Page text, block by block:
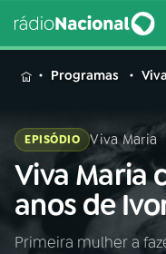
MENU
Buscar
na
Rádio
Nacional
Programas
EPISÓDIO Viva Maria
Viva Maria
anos de
Primeira mulher a